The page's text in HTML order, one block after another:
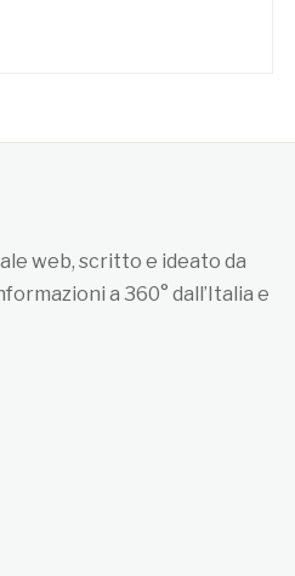
web, scritto e ideato da
a 360° dall’Italia e